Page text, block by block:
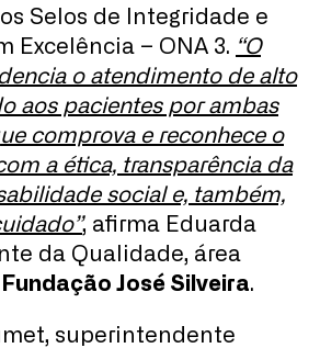
Selos de Integridade e
Excelência – ONA 3. “O
o atendimento de alto
aos pacientes por ambas
comprova e reconhece o
a ética, transparência da
social e, também,
, afirma Eduarda
da Qualidade, área
Fundação José Silveira.
superintendente